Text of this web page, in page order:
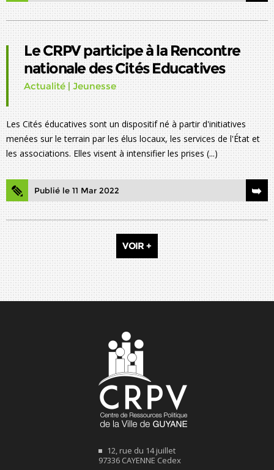
Le CRPV participe à la Rencontre
nationale des Cités Educatives
Actualité | Jeunesse
Les Cités éducatives sont un dispositif né à partir d'initiatives
menées sur le terrain par les élus locaux, les services de l'État et
les associations. Elles visent à intensifier les prises (...)
Publié le 11 Mar 2022
VOIR +
12, rue du 14 juillet
97336 CAYENNE Cedex